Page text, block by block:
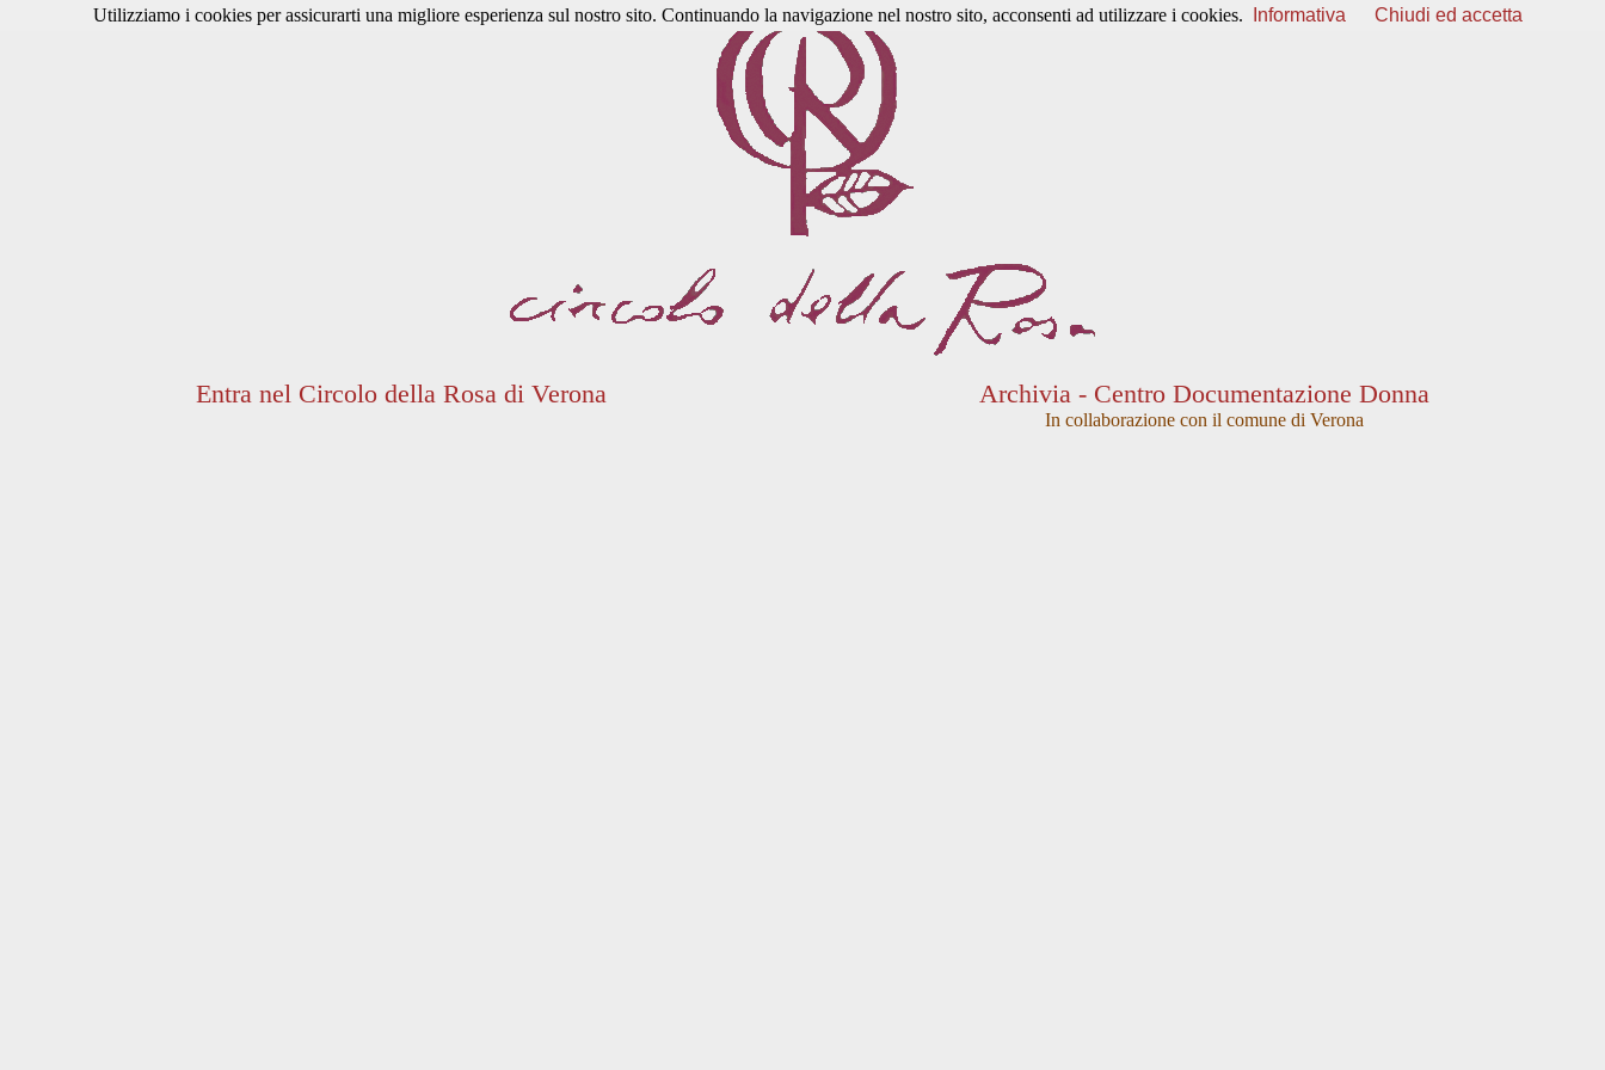
Entra nel Circolo della Rosa di Verona Archivia - Centro Documentazione Donna
In collaborazione con il comune di Verona
Utilizziamo i cookies per assicurarti una migliore esperienza sul nostro sito. Continuando la navigazione nel nostro sito, acconsenti ad utilizzare i cookies. Informativa Chiudi ed accetta